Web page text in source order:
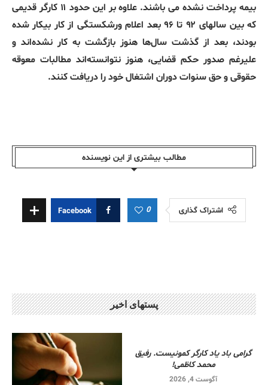
بیمه پرداخت نشده می باشند. علاوه بر این حدود ۱۱ کارگر قدیمی
که بین سالهای ۹۲ تا ۹۶ بعد اعلام ورشکستگی از کار بیکار شده
بودند، بعد از گذشت سال‌ها هنوز بازگشت به کار نشده‌اند و
علیرغم صدور حکم قضایی، هنوز نتوانسته‌اند مطالبات معوقه
حقوقی و حق سنوات دوران اشتغال خود را دریافت کنند.
مطالب بیشتری از این نویسندە
اشتراک گذاری 0
Facebook
پستهای اخیر
گرامی باد یاد کارگر کمونیست. رفیق
محمد کاظمی!
آگوست 4, 2026